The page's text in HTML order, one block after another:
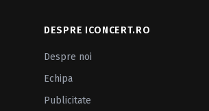
DESPRE ICONCERT.RO
Despre noi
Echipa
Publicitate